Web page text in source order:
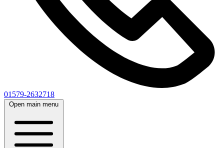
01579-2632718
Open main menu